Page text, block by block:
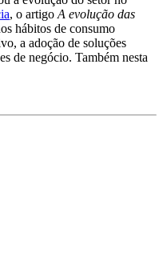
, o artigo A evolução das
hábitos de consumo
a adoção de soluções
de negócio. Também nesta